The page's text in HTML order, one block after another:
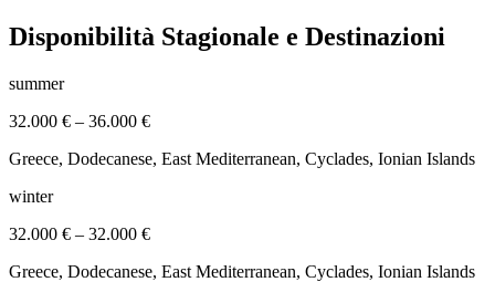
Disponibilità Stagionale e Destinazioni
summer
32.000 € – 36.000 €
Greece, Dodecanese, East Mediterranean, Cyclades, Ionian Islands
winter
32.000 € – 32.000 €
Greece, Dodecanese, East Mediterranean, Cyclades, Ionian Islands